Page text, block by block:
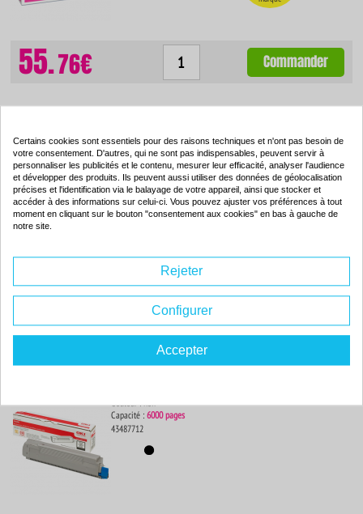
55.76€ Commander
Toner compatible - OKI 43487709 - jaune - (43487709)
Couleur : jaune
Capacité :6000 pages
ISO 9001 / ISO 14001
-80%
55.76€ Commander
Couleur : noir
Capacité :6000 pages
43487712
Certains cookies sont essentiels pour des raisons techniques et n'ont pas besoin de
votre consentement. D'autres, qui ne sont pas indispensables, peuvent servir à
personnaliser les publicités et le contenu, mesurer leur efficacité, analyser l'audience
et développer des produits. Ils peuvent aussi utiliser des données de géolocalisation
précises et l'identification via le balayage de votre appareil, ainsi que stocker et
accéder à des informations sur celui-ci. Vous pouvez ajuster vos préférences à tout
moment en cliquant sur le bouton "consentement aux cookies" en bas à gauche de
notre site.
Rejeter
Configurer
Accepter